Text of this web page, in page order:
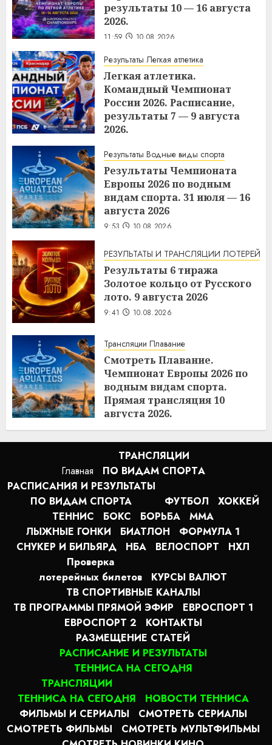
результаты 10 — 16 августа
2026.
11:59 10.08.2026
Результаты Легкая атлетика
Легкая атлетика.
Командный Чемпионат
России 2026. Расписание,
результаты 7 — 9 августа
2026.
Результаты Водные виды спорта
Результаты Чемпионата
Европы 2026 по водным
видам спорта. 31 июля — 16
августа 2026
9:53 10.08.2026
РЕЗУЛЬТАТЫ И ТРАНСЛЯЦИИ ЛОТЕРЕЙ
Результаты 6 тиража
Золотое кольцо от Русского
лото. 9 августа 2026
9:41 10.08.2026
Трансляции Плавание
Смотреть Плавание.
Чемпионат Европы 2026 по
водным видам спорта.
Прямая трансляция 10
августа 2026.
9:40 10.08.2026
Главная
ТРАНСЛЯЦИИ
ПО ВИДАМ СПОРТA
РАСПИСАНИЯ И РЕЗУЛЬТАТЫ
ПО ВИДАМ СПОРТА
ФУТБОЛ
ХОККЕЙ
ТЕННИС
БОКС БОРЬБА
MMA
ЛЫЖНЫЕ ГОНКИ
БИАТЛОН
ФОРМУЛА 1
СНУКЕР И БИЛЬЯРД
НБА ВЕЛОСПОРТ
НХЛ
Проверка
лотерейных билетов
КУРСЫ ВАЛЮТ
ТВ СПОРТИВНЫЕ КАНАЛЫ
ТВ ПРОГРАММЫ ПРЯМОЙ ЭФИР
ЕВРОСПОРТ 1
ЕВРОСПОРТ 2
КОНТАКТЫ
РАЗМЕЩЕНИЕ СТАТЕЙ
РАСПИСАНИЕ И РЕЗУЛЬТАТЫ
ТЕННИСА НА СЕГОДНЯ
ТРАНСЛЯЦИИ
ТЕННИСА НА СЕГОДНЯ
НОВОСТИ ТЕННИСА
ФИЛЬМЫ И СЕРИАЛЫ
СМОТРЕТЬ СЕРИАЛЫ
СМОТРЕТЬ ФИЛЬМЫ
СМОТРЕТЬ МУЛЬТФИЛЬМЫ